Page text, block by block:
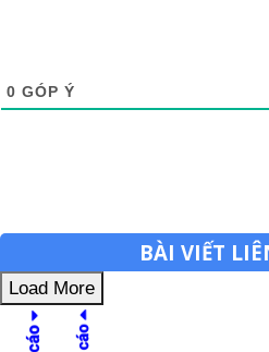
0 GÓP Ý
BÀI VIẾT
Load More